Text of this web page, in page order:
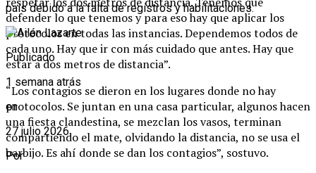
defender lo que tenemos y para eso hay que aplicar los
protocolos en todas las instancias. Dependemos todos de
cada uno. Hay que ir con más cuidado que antes. Hay que
estar a dos metros de distancia”.
“Los contagios se dieron en los lugares donde no hay
protocolos. Se juntan en una casa particular, algunos hacen
una fiesta clandestina, se mezclan los vasos, terminan
compartiendo el mate, olvidando la distancia, no se usa el
barbijo. Es ahí donde se dan los contagios”, sostuvo.
país debido a la falta de registros y habilitaciones.
Publicado
1 semana atrás
en
27 julio 2026
Por